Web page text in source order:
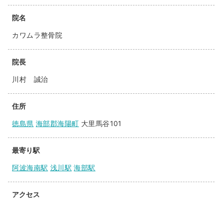
院名
カワムラ整骨院
院長
川村 誠治
住所
徳島県 海部郡海陽町 大里馬谷101
最寄り駅
阿波海南駅 浅川駅 海部駅
アクセス